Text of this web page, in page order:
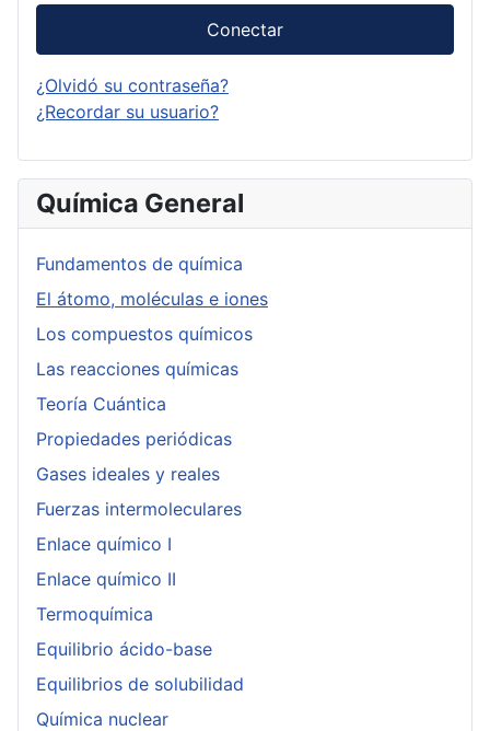
Conectar
¿Olvidó su contraseña?
¿Recordar su usuario?
Química General
Fundamentos de química
El átomo, moléculas e iones
Los compuestos químicos
Las reacciones químicas
Teoría Cuántica
Propiedades periódicas
Gases ideales y reales
Fuerzas intermoleculares
Enlace químico I
Enlace químico II
Termoquímica
Equilibrio ácido-base
Equilibrios de solubilidad
Química nuclear